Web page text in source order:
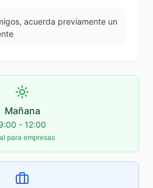
acuerda previamente un
Mañana
- 12:00
para empresas